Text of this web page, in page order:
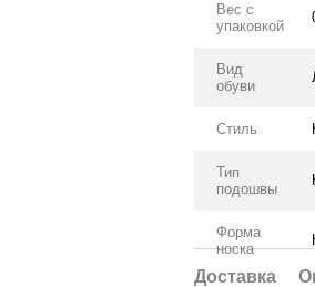
Вес с
упаковкой
Вид
обуви
Стиль
Тип
подошвы
Форма
носка
Доставка